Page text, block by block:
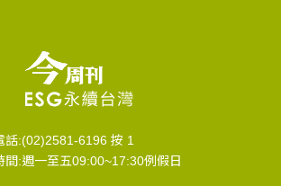
話:(02)2581-6196 按 1
間:週一至五09:00~17:30例假日